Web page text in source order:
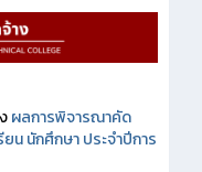
ผลการพิจารณาคัด
น นักศึกษา ประจำปีการ